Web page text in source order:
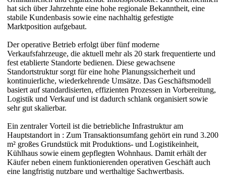
hat sich über Jahrzehnte eine hohe regionale Bekanntheit, eine
stabile Kundenbasis sowie eine nachhaltig gefestigte
Marktposition aufgebaut.
Der operative Betrieb erfolgt über fünf moderne
Verkaufsfahrzeuge, die aktuell mehr als 20 stark frequentierte und
fest etablierte Standorte bedienen. Diese gewachsene
Standortstruktur sorgt für eine hohe Planungssicherheit und
kontinuierliche, wiederkehrende Umsätze. Das Geschäftsmodell
basiert auf standardisierten, effizienten Prozessen in Vorbereitung,
Logistik und Verkauf und ist dadurch schlank organisiert sowie
sehr gut skalierbar.
Ein zentraler Vorteil ist die betriebliche Infrastruktur am
Hauptstandort in : Zum Transaktionsumfang gehört ein rund 3.200
m² großes Grundstück mit Produktions- und Logistikeinheit,
Kühlhaus sowie einem gepflegten Wohnhaus. Damit erhält der
Käufer neben einem funktionierenden operativen Geschäft auch
eine langfristig nutzbare und werthaltige Sachwertbasis.